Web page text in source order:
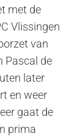
met de
Vlissingen
van
Pascal de
later
en weer
gaat de
prima